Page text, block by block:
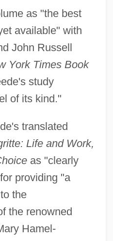
as "the best
available" with
John Russell
York Times Book
study
of its kind."
translated
Life and Work,
as "clearly
providing "a
the
the renowned
Hamel-